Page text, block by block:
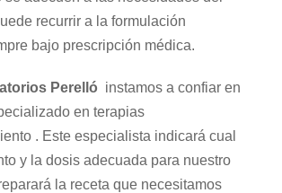
recurrir a la formulación
bajo prescripción médica.
Perelló instamos a confiar en
en terapias
. Este especialista indicará cual
y la dosis adecuada para nuestro
la receta que necesitamos